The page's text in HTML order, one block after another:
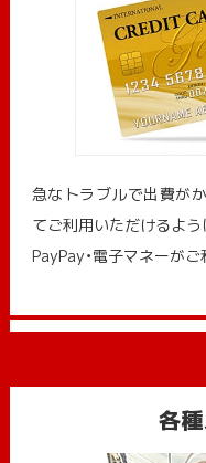
急なトラブルで出費が
てご利用いただけるよう
PayPay・電子マネーがご
各